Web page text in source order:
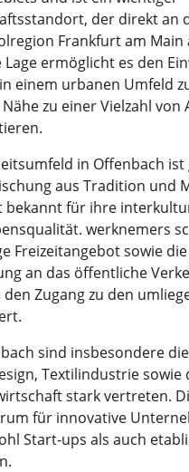
der direkt an
Frankfurt am Main
Lage ermöglicht es den
einem urbanen Umfeld
zu einer Vielzahl von
in Offenbach
aus Tradition und
bekannt für ihre
werknemers
Freizeitangebot sowie
an das öffentliche
den Zugang zu den
sind insbesondere
Textilindustrie sowie
stark vertreten.
für innovative
Start-ups als auch